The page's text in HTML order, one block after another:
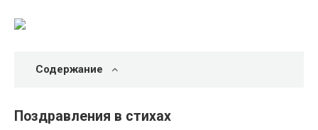
Содержание
Поздравления в стихах